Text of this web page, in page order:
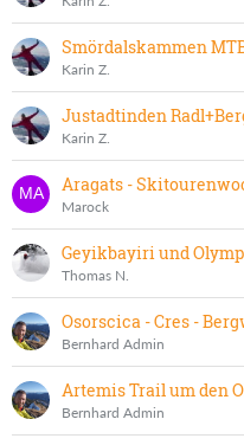
Smördalskammen
Karin Z.
Justadtinden
Karin Z.
Aragats -
Marock
Geyikbayiri und
Thomas N.
Osorscica - Cres -
Bernhard Admin
Artemis Trail um den
Bernhard Admin